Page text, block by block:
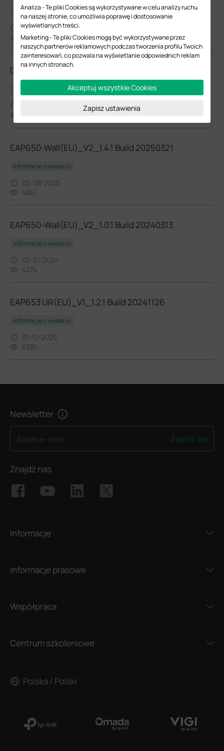
Informacje o wydaniu
01-08-2025
6265
OC300(UN)_V1_1.0.1 Build 20201016
Informacje o wydaniu
EAP650-Wall(EU)_V2_1.4.1 Build 20250321
Informacje o wydaniu
05-08-2025
4061
EAP650-Wall(EU)_V2_1.0.1 Build 20240313
Informacje o wydaniu
03-21-2024
4274
EAP653 UR(EU)_V1_1.2.1 Build 20241126
Informacje o wydaniu
01-10-2025
6381
Newsletter
Zapisz się
Znajdź nas
Informacje
Informacje prasowe
Współpraca
Centrum szkoleniowe
Polska / Polski
Analiza - Te pliki Cookies są wykorzystywane w celu analizy ruchu
na naszej stronie, co umożliwia poprawę i dostosowanie
wyświetlanych treści.
Marketing - Te pliki Cookies mogą być wykorzystywane przez
naszych partnerów reklamowych podczas tworzenia profilu Twoich
zainteresowań, co pozwala na wyświetlanie odpowiednich reklam
na innych stronach.
Akceptuj wszystkie Cookies
Zapisz ustawienia